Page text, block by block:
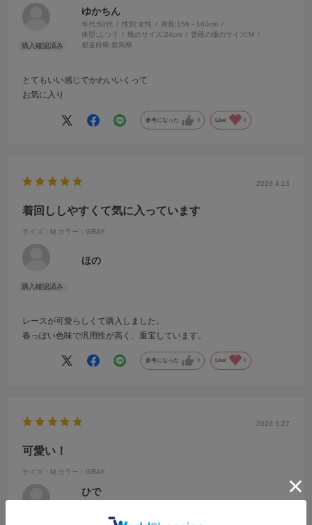
ゆかちん
年代:50代 性別:女性 身長:156～160cm
体型: ふつう 靴のサイズ:24cm 普段の服のサイズ:M
都道府県:群馬県
とてもいい感じでかわいいくって
お気に入り
参考になった 0 Like! 0
2026.4.13
着回ししやすくて気に入っています
サイズ：M カラー：GRAY
ほの
レースが可愛らしくて購入しました。
春っぽい色味で汎用性が高く、重宝しています。
参考になった 0 Like! 0
2026.3.27
可愛い！
サイズ：M カラー：GRAY
ひで
ふつう